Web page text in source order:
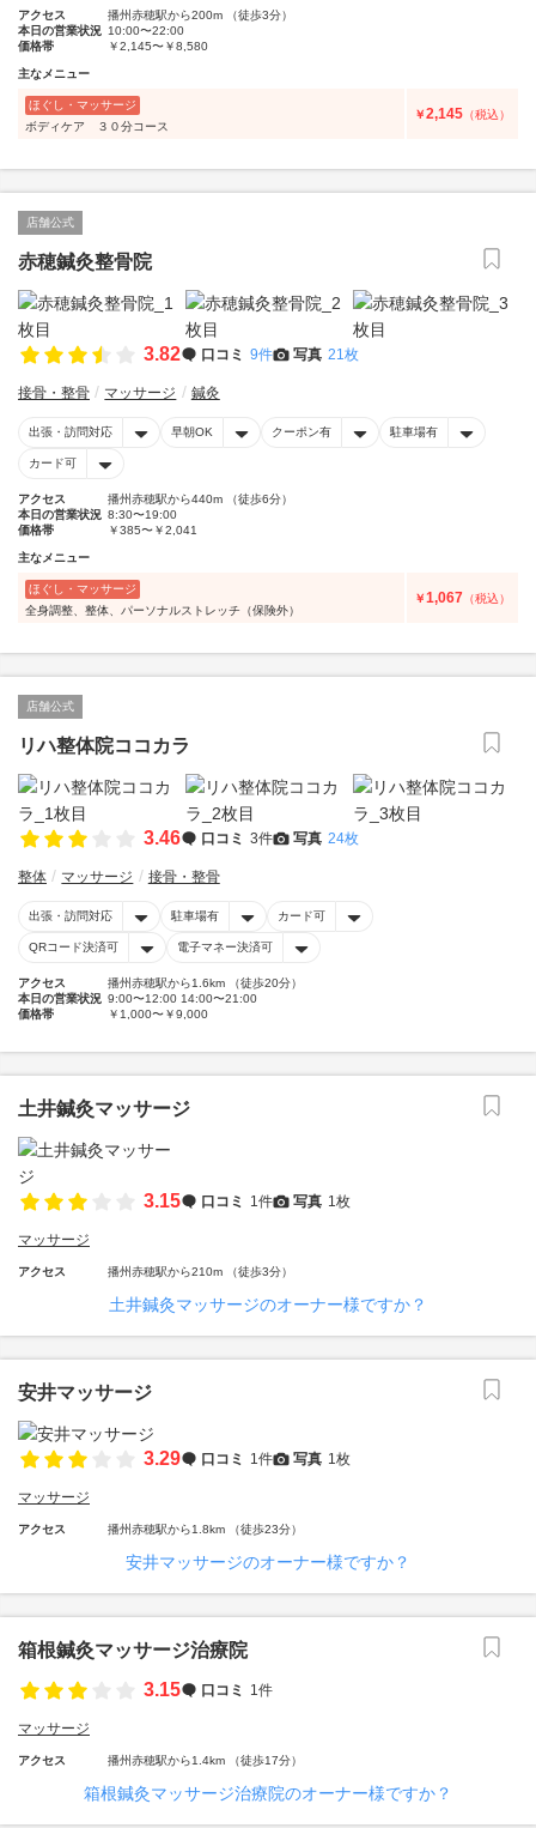
アクセス
播州赤穂駅から200m （徒歩3分）
本日の営業状況 10:00〜22:00
価格帯
￥2,145〜￥8,580
主なメニュー
ほぐし・マッサージ
ボディケア ３０分コース
￥2,145 （税込）
店舗公式
赤穂鍼灸整骨院
3.82 口コミ 9件 写真 21枚
接骨・整骨 マッサージ 鍼灸
出張・訪問対応 早朝OK クーポン有 駐車場有
カード可
アクセス
播州赤穂駅から440m （徒歩6分）
本日の営業状況 8:30〜19:00
価格帯
￥385〜￥2,041
主なメニュー
ほぐし・マッサージ
全身調整、整体、パーソナルストレッチ（保険外）
￥1,067 （税込）
店舗公式
リハ整体院ココカラ
3.46 口コミ 3件 写真 24枚
整体 マッサージ 接骨・整骨
出張・訪問対応 駐車場有 カード可
QRコード決済可 電子マネー決済可
アクセス
播州赤穂駅から1.6km （徒歩20分）
本日の営業状況 9:00〜12:00 14:00〜21:00
価格帯
￥1,000〜￥9,000
土井鍼灸マッサージ
3.15 口コミ 1件 写真 1枚
マッサージ
アクセス 播州赤穂駅から210m （徒歩3分）
土井鍼灸マッサージのオーナー様ですか？
安井マッサージ
3.29 口コミ 1件 写真 1枚
マッサージ
アクセス 播州赤穂駅から1.8km （徒歩23分）
安井マッサージのオーナー様ですか？
箱根鍼灸マッサージ治療院
3.15
口コミ 1件
マッサージ
アクセス 播州赤穂駅から1.4km （徒歩17分）
箱根鍼灸マッサージ治療院のオーナー様ですか？